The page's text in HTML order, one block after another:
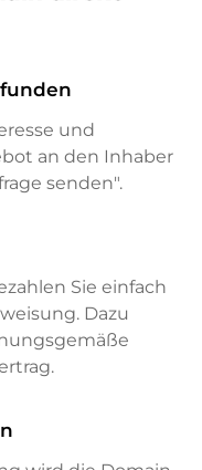
und
an den Inhaber
senden".
Sie einfach
Dazu